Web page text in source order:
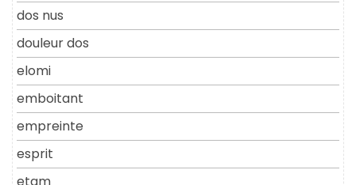
dos nus
douleur dos
elomi
emboitant
empreinte
esprit
etam